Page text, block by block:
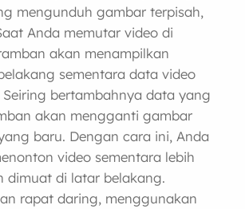
mengunduh gambar terpisah,
Anda memutar video di
akan menampilkan
sementara data video
bertambahnya data yang
akan mengganti gambar
baru. Dengan cara ini, Anda
video sementara lebih
dimuat di latar belakang.
rapat daring, menggunakan